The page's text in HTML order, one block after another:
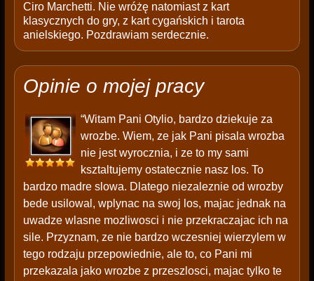
Ciro Marchetti. Nie wróżę natomiast z kart
klasycznych do gry, z kart cygańskich i tarota
anielskiego. Pozdrawiam serdecznie.
Opinie o mojej pracy
“Witam Pani Otylio, bardzo dziekuje za
wrozbe. Wiem, ze jak Pani pisala wrozba
nie jest wyrocznia, i ze to my sami
ksztaltujemy ostatecznie nasz los. To
bardzo madre slowa. Dlatego niezaleznie od wrozby
bede usilowal, wplynac na swoj los, majac jednak na
uwadze wlasne mozliwosci i nie przekraczajac ich na
sile. Przyznam, ze nie bardzo wczesniej wierzylem w
tego rodzaju przepowiednie, ale to, co Pani mi
przekazala jako wrozbe z przeszlosci, majac tylko te